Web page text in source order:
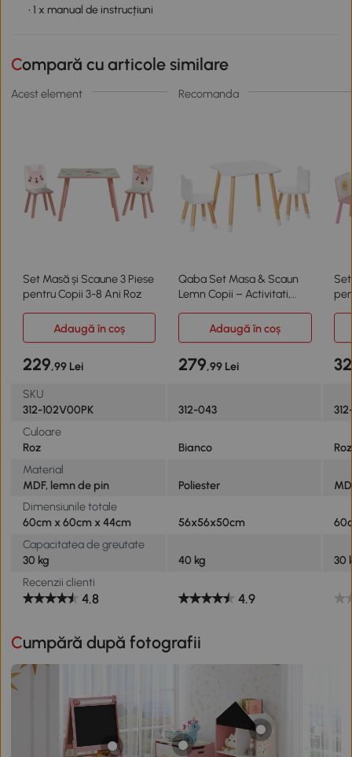
• 1 x manual de instrucțiuni
Compară cu articole similare
Acest element Recomanda
Set Masă și Scaune 3 Piese
pentru Copii 3-8 Ani Roz
Qaba Set Masa & Scaun
Lemn Copii – Activitati,
Adaugă în coș
Adaugă în coș
229,99 Lei 279,99 Lei
SKU
312-102V00PK
312-043
Culoare
Roz
Bianco
Roz
Material
MDF, lemn de pin
Poliester
Dimensiunile totale
60cm x 60cm x 44cm
56x56x50cm
Capacitatea de greutate
30 kg
40 kg
30
Recenzii clienti
4.8 4.9
Cumpără după fotografii